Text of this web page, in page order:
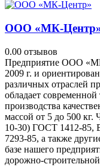
ООО «МК-
0.00 отзывов
Предприятие ООО
2009 г. и
различных отраслей
обладает современной
производства
массой от 5 до 500
10-30) ГОСТ 1412-85,
7293-85, а также
базе нашего
дорожно-